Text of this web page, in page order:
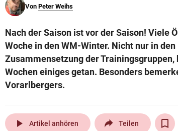
© Krone Multimedia GmbH & Co KG 2026
Von Peter Weihs
Nach der Saison ist vor der Saison! Viele
Woche in den WM-Winter. Nicht nur in
Zusammensetzung der
Wochen einiges getan. Besonders
Vorarlbergers.
play_arrow Artikel anhören Teilen